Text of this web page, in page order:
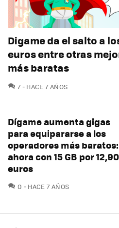
Digame da el salto a
euros entre otras
más baratas
7COMENTARIOS
HACE 7 AÑOS
Dígame aumenta gigas
para equipararse a los
operadores más baratos:
ahora con 15 GB por 12,90
euros
0 COMENTARIOS
HACE 7 AÑOS